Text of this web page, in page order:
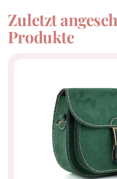
Zuletzt
Produkte